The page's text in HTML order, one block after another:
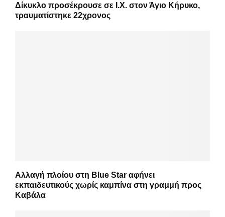
Δίκυκλο προσέκρουσε σε Ι.Χ. στον Άγιο Κήρυκο,
τραυματίστηκε 22χρονος
Αλλαγή πλοίου στη Blue Star αφήνει
εκπαιδευτικούς χωρίς καμπίνα στη γραμμή προς
Καβάλα